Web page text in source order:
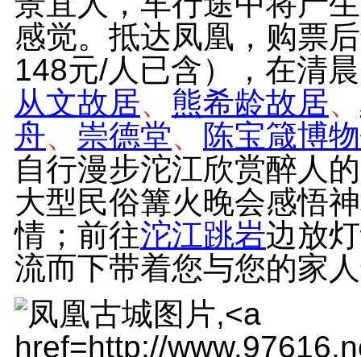
感觉。抵达凤凰，购票
148元/人已含），在清
从文故居、 熊希龄故居、
舟、 崇德堂、 陈宝箴博
自行漫步沱江欣赏醉人
大型民俗篝火晚会感悟
情；前往沱江跳岩边放
流而下带着您与您的家